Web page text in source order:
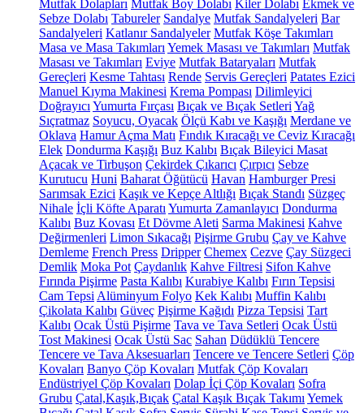
Mutfak Dolapları Mutfak Boy Dolabı Kiler Dolabı Ekmek ve
Sebze Dolabı Tabureler Sandalye Mutfak Sandalyeleri Bar
Sandalyeleri Katlanır Sandalyeler Mutfak Köşe Takımları
Masa ve Masa Takımları Yemek Masası ve Takımları Mutfak
Masası ve Takımları Eviye Mutfak Bataryaları Mutfak
Gereçleri Kesme Tahtası Rende Servis Gereçleri Patates Ezici
Manuel Kıyma Makinesi Krema Pompası Dilimleyici
Doğrayıcı Yumurta Fırçası Bıçak ve Bıçak Setleri Yağ
Sıçratmaz Soyucu, Oyacak Ölçü Kabı ve Kaşığı Merdane ve
Oklava Hamur Açma Matı Fındık Kıracağı ve Ceviz Kıracağı
Elek Dondurma Kaşığı Buz Kalıbı Bıçak Bileyici Masat
Açacak ve Tirbuşon Çekirdek Çıkarıcı Çırpıcı Sebze
Kurutucu Huni Baharat Öğütücü Havan Hamburger Presi
Sarımsak Ezici Kaşık ve Kepçe Altlığı Bıçak Standı Süzgeç
Nihale İçli Köfte Aparatı Yumurta Zamanlayıcı Dondurma
Kalıbı Buz Kovası Et Dövme Aleti Sarma Makinesi Kahve
Değirmenleri Limon Sıkacağı Pişirme Grubu Çay ve Kahve
Demleme French Press Dripper Chemex Cezve Çay Süzgeci
Demlik Moka Pot Çaydanlık Kahve Filtresi Sifon Kahve
Fırında Pişirme Pasta Kalıbı Kurabiye Kalıbı Fırın Tepsisi
Cam Tepsi Alüminyum Folyo Kek Kalıbı Muffin Kalıbı
Çikolata Kalıbı Güveç Pişirme Kağıdı Pizza Tepsisi Tart
Kalıbı Ocak Üstü Pişirme Tava ve Tava Setleri Ocak Üstü
Tost Makinesi Ocak Üstü Sac Sahan Düdüklü Tencere
Tencere ve Tava Aksesuarları Tencere ve Tencere Setleri Çöp
Kovaları Banyo Çöp Kovaları Mutfak Çöp Kovaları
Endüstriyel Çöp Kovaları Dolap İçi Çöp Kovaları Sofra
Grubu Çatal,Kaşık,Bıçak Çatal Kaşık Bıçak Takımı Yemek